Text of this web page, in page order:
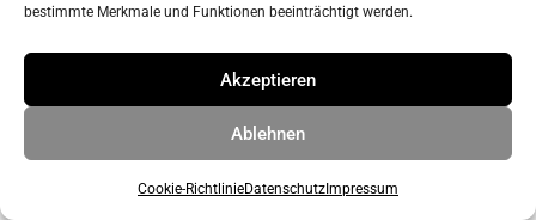
bestimmte Merkmale und Funktionen beeinträchtigt werden.
Akzeptieren
Ablehnen
Cookie-RichtlinieDatenschutz Impressum